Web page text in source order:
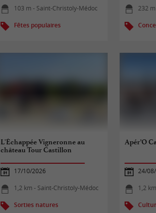
103 m - Saint-Christoly-Médoc
Fêtes populaires
232
L'Échappée Vigneronne au
château Tour Castillon
17/10/2026
1,2 km - Saint-Christoly-Médoc
Sorties natures
Apér’O
24/
1,2